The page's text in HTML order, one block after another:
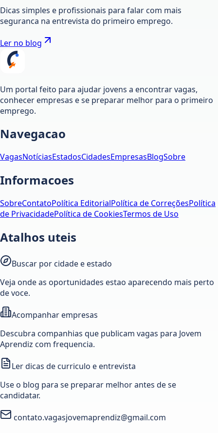
Dicas simples e profissionais para falar com mais
seguranca na entrevista do primeiro emprego.
Ler no blog
Um portal feito para ajudar jovens a encontrar vagas,
conhecer empresas e se preparar melhor para o primeiro
emprego.
Navegacao
VagasNotíciasEstadosCidadesEmpresasBlogSobre
Informacoes
SobreContatoPolítica EditorialPolítica de CorreçõesPolítica
de PrivacidadePolítica de CookiesTermos de Uso
Atalhos uteis
Buscar por cidade e estado
Veja onde as oportunidades estao aparecendo mais perto
de voce.
Acompanhar empresas
Descubra companhias que publicam vagas para Jovem
Aprendiz com frequencia.
Ler dicas de curriculo e entrevista
Use o blog para se preparar melhor antes de se
candidatar.
contato.vagasjovemaprendiz@gmail.com